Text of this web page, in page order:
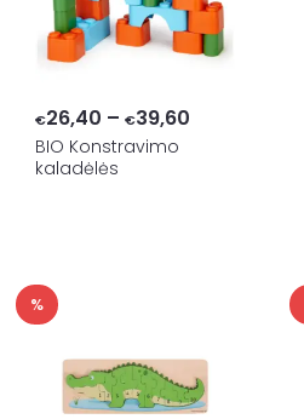
€26,40 – €39,60Price
BIO Konstravimo
kaladėlės
%